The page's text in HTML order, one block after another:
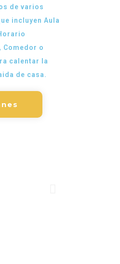
de varios
incluyen Aula
Comedor o
calentar la
de casa.